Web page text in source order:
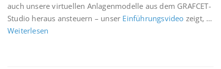
auch unsere virtuellen Anlagenmodelle aus dem GRAFCET-
Studio heraus ansteuern – unser Einführungsvideo zeigt, …
Weiterlesen